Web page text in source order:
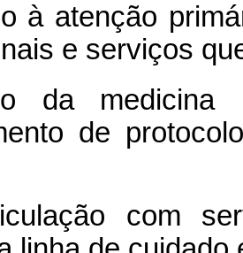
à atenção
e serviços
da medicina
de
com